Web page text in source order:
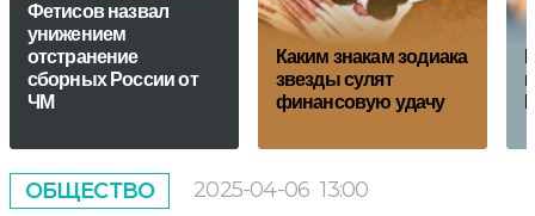
Фетисов назвал
унижением
отстранение
сборных России от
ЧМ
Каким знакам зодиака
звезды сулят
финансовую удачу
ОБЩЕСТВО 2025-04-06 13:00